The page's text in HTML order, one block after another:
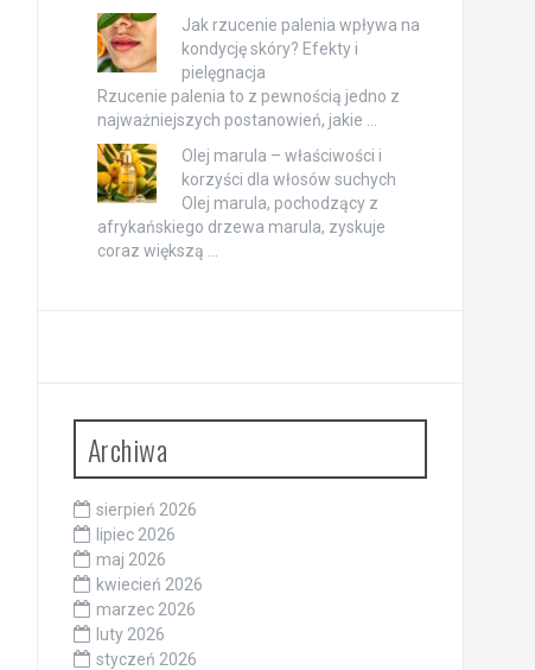
Jak rzucenie palenia wpływa na
kondycję skóry? Efekty i
pielęgnacja
Rzucenie palenia to z pewnością jedno z
najważniejszych postanowień, jakie …
Olej marula – właściwości i
korzyści dla włosów suchych
Olej marula, pochodzący z
afrykańskiego drzewa marula, zyskuje
coraz większą …
Archiwa
sierpień 2026
lipiec 2026
maj 2026
kwiecień 2026
marzec 2026
luty 2026
styczeń 2026